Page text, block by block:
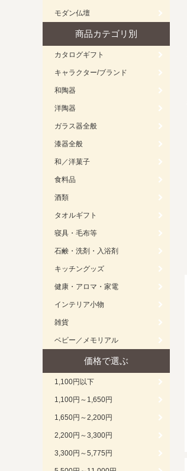
モダン仏壇
商品カテゴリ別
カタログギフト
キャラクター/ブランド
和陶器
洋陶器
ガラス器全般
漆器全般
和／洋菓子
食料品
酒類
タオルギフト
寝具・毛布等
石鹸・洗剤・入浴剤
キッチングッズ
健康・アロマ・家電
インテリア小物
雑貨
ベビー／メモリアル
価格で選ぶ
1,100円以下
1,100円～1,650円
1,650円～2,200円
2,200円～3,300円
3,300円～5,775円